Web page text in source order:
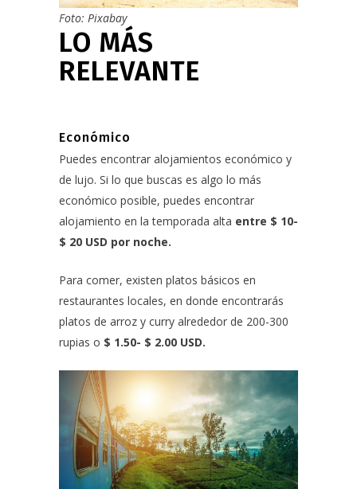
Foto: Pixabay
LO MÁS
RELEVANTE
Económico
Puedes encontrar alojamientos económico y
de lujo. Si lo que buscas es algo lo más
económico posible, puedes encontrar
alojamiento en la temporada alta entre $ 10-
$ 20 USD por noche.
Para comer, existen platos básicos en
restaurantes locales, en donde encontrarás
platos de arroz y curry alrededor de 200-300
rupias o $ 1.50- $ 2.00 USD.